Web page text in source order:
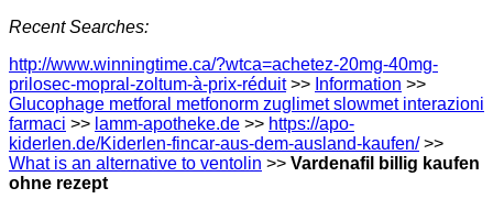
Recent Searches:
http://www.winningtime.ca/?wtca=achetez-20mg-40mg-
prilosec-mopral-zoltum-à-prix-réduit>> Information >>
Glucophage metforal metfonorm zuglimet slowmet interazioni
farmaci >> lamm-apotheke.de >> https://apo-
kiderlen.de/Kiderlen-fincar-aus-dem-ausland-kaufen/>>
What is an alternative to ventolin >> Vardenafil billig kaufen
ohne rezept